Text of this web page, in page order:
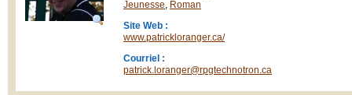
Jeunesse, Roman
Site Web :
www.patrickloranger.ca/
Courriel :
patrick.loranger@rpgtechnotron.ca